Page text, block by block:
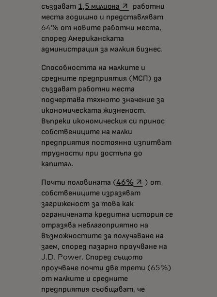
създават 1,5 милионаopens in a new tab
работни
места годишно и представляват
64% от новите работни места,
според Американската
администрация за малкия бизнес.
Способността на малките и
средните предприятия (МСП) да
създават работни места
подчертава тяхното значение за
икономическата жизненост.
Въпреки икономическия си принос
собствениците на малки
предприятия постоянно изпитват
трудности при достъпа до
капитал.
Почти половината (46%opens in a new tab
) от
собствениците изразяват
загриженост за това как
ограничената кредитна история се
отразява неблагоприятно на
възможностите за получаване на
заем, според пазарно проучване на
J.D. Power. Според същото
проучване почти две трети (65%)
от малките и средните
предприятия съобщават, че